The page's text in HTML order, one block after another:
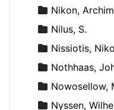
Nikon,
Nilus, S.
Nissiotis,
Nothhaas,
Nowosellow,
Nyssen,